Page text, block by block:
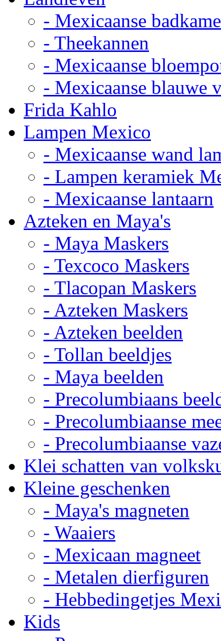
- Mexicaanse
- Theekannen
- Mexicaanse
- Mexicaanse blauwe
Frida Kahlo
Lampen Mexico
- Mexicaanse wand
- Lampen keramiek
- Mexicaanse lantaarn
Azteken en Maya's
- Maya Maskers
- Texcoco Maskers
- Tlacopan Maskers
- Azteken Maskers
- Azteken beelden
- Tollan beeldjes
- Maya beelden
- Precolumbiaans
- Precolumbiaanse
- Precolumbiaanse
Klei schatten van
Kleine geschenken
- Maya's magneten
- Waaiers
- Mexicaan magneet
- Metalen dierfiguren
- Hebbedingetjes
Kids